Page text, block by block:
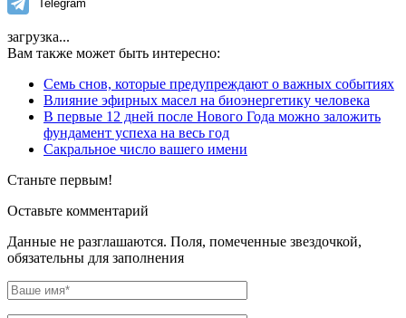
Telegram
загрузка...
Вам также может быть интересно:
Семь снов, которые предупреждают о важных событиях
Влияние эфирных масел на биоэнергетику человека
В первые 12 дней после Нового Года можно заложить
фундамент успеха на весь год
Сакральное число вашего имени
Станьте первым!
Оставьте комментарий
Данные не разглашаются. Поля, помеченные звездочкой,
обязательны для заполнения